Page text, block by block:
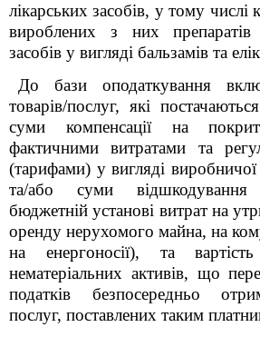
лікарських засобів, у тому числі
вироблених з них препаратів
засобів у вигляді бальзамів та
До бази оподаткування
товарів/послуг, які
суми компенсації на
фактичними витратами та
(тарифами) у вигляді
та/або суми
бюджетній установі витрат на
оренду нерухомого майна, на
на енергоносії), та
нематеріальних активів, що
податків безпосередньо
послуг, поставлених таким